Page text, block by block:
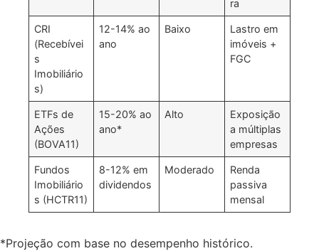
ra
CRI
(Recebívei
s
Imobiliário
s)
12-14% ao
ano
Baixo
Lastro em
imóveis +
FGC
ETFs de
Ações
(BOVA11)
15-20% ao
ano*
Alto
Exposição
a múltiplas
empresas
Fundos
Imobiliário
s (HCTR11)
8-12% em
dividendos
Moderado
Renda
passiva
mensal
*Projeção com base no desempenho histórico.